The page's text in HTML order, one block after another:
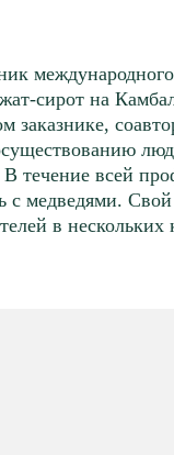
сирот на
заказнике,
течение всей
с медведями.
в нескольких